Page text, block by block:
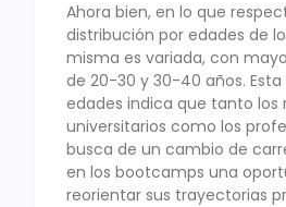
Ahora bien, en lo que
distribución por edades de
misma es variada, con
de 20-30 y 30-40 años.
edades indica que tanto los
universitarios como los
busca de un cambio de
en los bootcamps una
reorientar sus trayectorias